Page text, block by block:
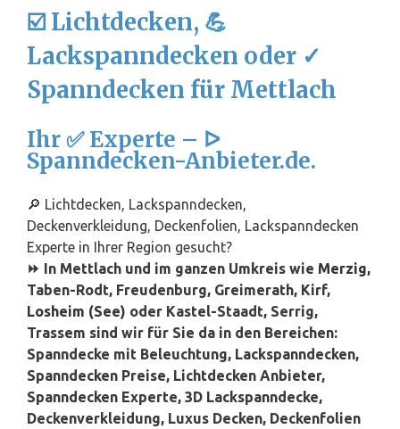
☑️ Lichtdecken, 💪
Lackspanndecken oder ✓
Spanndecken für Mettlach
Ihr ✅ Experte – ᐅ
Spanndecken-Anbieter.de.
🔎 Lichtdecken, Lackspanndecken,
Deckenverkleidung, Deckenfolien, Lackspanndecken
Experte in Ihrer Region gesucht?
⏩ In Mettlach und im ganzen Umkreis wie Merzig,
Taben-Rodt, Freudenburg, Greimerath, Kirf,
Losheim (See) oder Kastel-Staadt, Serrig,
Trassem sind wir für Sie da in den Bereichen:
Spanndecke mit Beleuchtung, Lackspanndecken,
Spanndecken Preise, Lichtdecken Anbieter,
Spanndecken Experte, 3D Lackspanndecke,
Deckenverkleidung, Luxus Decken, Deckenfolien